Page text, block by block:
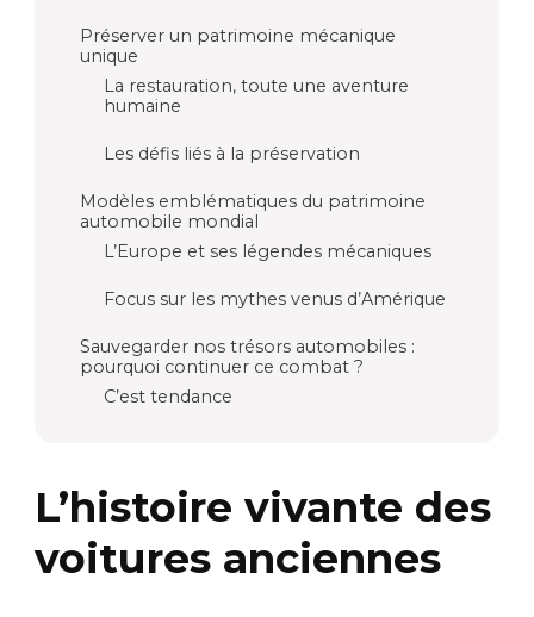
Préserver un patrimoine mécanique
unique
La restauration, toute une aventure
humaine
Les défis liés à la préservation
Modèles emblématiques du patrimoine
automobile mondial
L’Europe et ses légendes mécaniques
Focus sur les mythes venus d’Amérique
Sauvegarder nos trésors automobiles :
pourquoi continuer ce combat ?
C’est tendance
L’histoire vivante des
voitures anciennes